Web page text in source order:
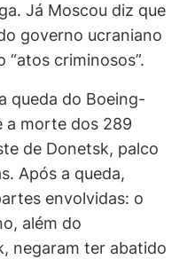
Já Moscou diz que
governo ucraniano
criminosos”.
queda do Boeing-
a morte dos 289
de Donetsk, palco
Após a queda,
envolvidas: o
além do
negaram ter abatido